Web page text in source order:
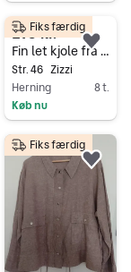
favoritter.
275 kr.
Fin let kjole fra Zizzi
Str. 46 Zizzi
Herning
8 t.
Køb nu
Fiks færdig
Føj
Gå til annoncen
til favoritter.
Fiks færdig
Føj